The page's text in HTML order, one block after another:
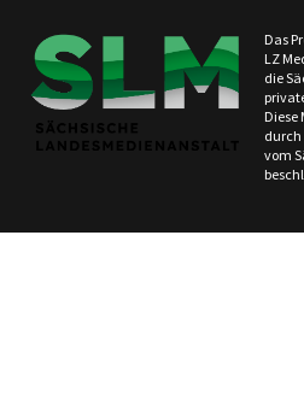
Das
LZ
die
durch
vom